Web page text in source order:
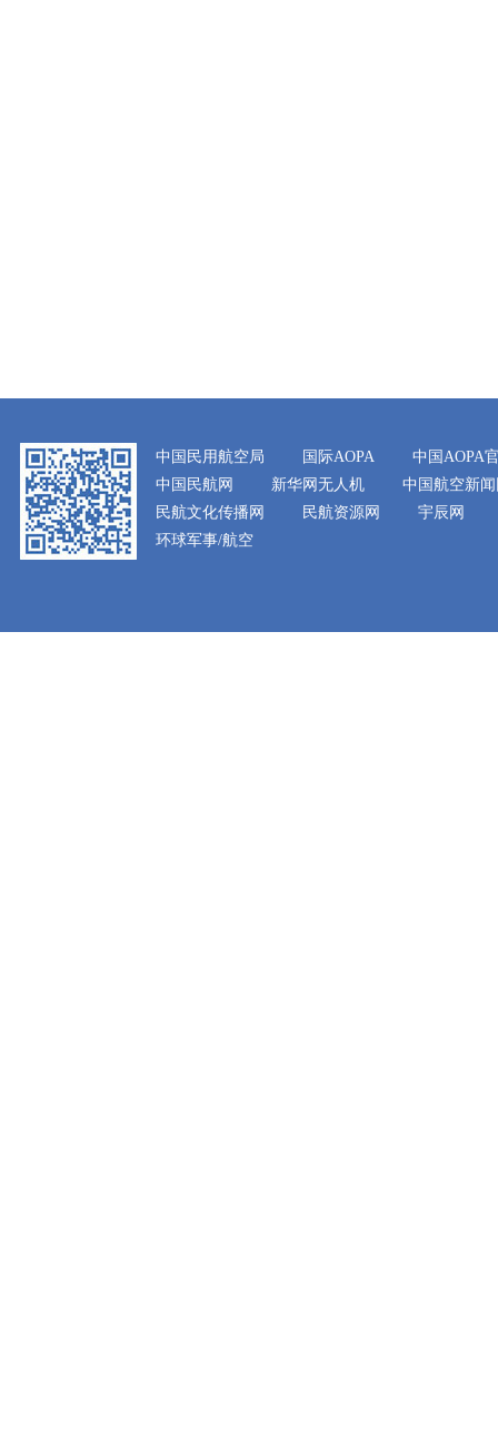
中国民用航空局 国际AOPA
中国AOPA
中国民航网
新华网无人机
中国航空新
民航文化传播网
民航资源网
宇辰网
环球军事/航空